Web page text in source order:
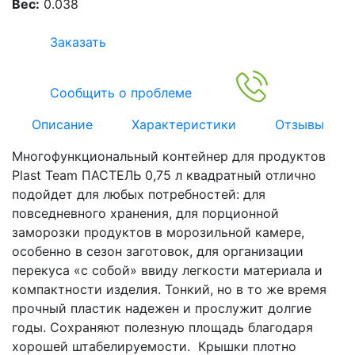
Вес: 0.038
Заказать
Сообщить о проблеме
Описание
Характеристики
Отзывы
Многофункциональный контейнер для продуктов
Plast Team ПАСТЕЛЬ 0,75 л квадратный отлично
подойдет для любых потребностей: для
повседневного хранения, для порционной
заморозки продуктов в морозильной камере,
особенно в сезон заготовок, для организации
перекуса «с собой» ввиду легкости материала и
компактности изделия. Тонкий, но в то же время
прочный пластик надежен и прослужит долгие
годы. Сохраняют полезную площадь благодаря
хорошей штабелируемости. Крышки плотно